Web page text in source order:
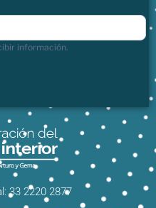
información.
33 2220 2877